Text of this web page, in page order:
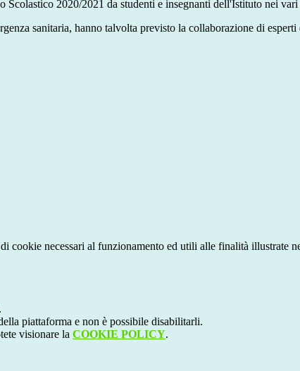
Scolastico 2020/2021 da studenti e insegnanti dell'Istituto nei
sanitaria, hanno talvolta previsto la collaborazione di esperti
cookie necessari al funzionamento ed utili alle finalità illustrate
piattaforma e non è possibile disabilitarli.
visionare la COOKIE POLICY.